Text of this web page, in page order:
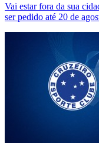
Vai estar fora da sua
ser pedido até 20 de